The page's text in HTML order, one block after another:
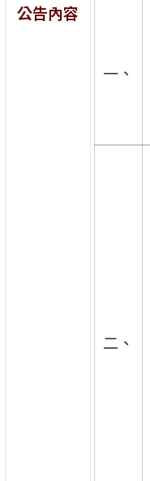
公告內容
一、
二、